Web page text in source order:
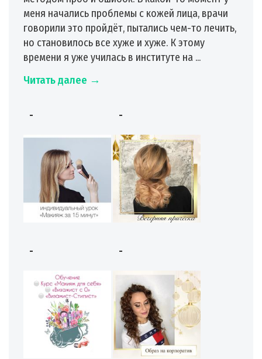
меня начались проблемы с кожей лица, врачи
говорили это пройдёт, пытались чем-то лечить,
но становилось все хуже и хуже. К этому
времени я уже училась в институте на ...
Читать далее →
- -
- -